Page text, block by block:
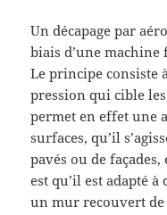
Un décapage par
biais d’une
Le principe consiste
pression qui cible
permet en effet une
surfaces, qu’il
pavés ou de façades,
est qu’il est adapté à
un mur recouvert de